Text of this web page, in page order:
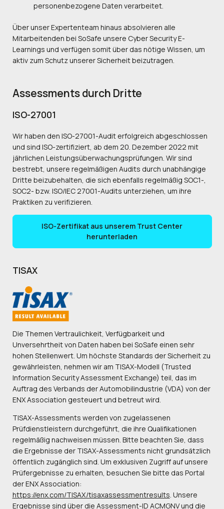
personenbezogene Daten verarbeitet.
Über unser Expertenteam hinaus absolvieren alle
Mitarbeitenden bei SoSafe unsere Cyber Security E-
Learnings und verfügen somit über das nötige Wissen, um
aktiv zum Schutz unserer Sicherheit beizutragen.
Assessments durch Dritte
ISO-27001
Wir haben den ISO-27001-Audit erfolgreich abgeschlossen
und sind ISO-zertifiziert, ab dem 20. Dezember 2022 mit
jährlichen Leistungsüberwachungsprüfungen. Wir sind
bestrebt, unsere regelmäßigen Audits durch unabhängige
Dritte beizubehalten, die sich ebenfalls regelmäßig SOC1-,
SOC2- bzw. ISO/IEC 27001-Audits unterziehen, um ihre
Praktiken zu verifizieren.
ISO-Zertifikat aus unserem Trust Center
herunterladen
TISAX
Die Themen Vertraulichkeit, Verfügbarkeit und
Unversehrtheit von Daten haben bei SoSafe einen sehr
hohen Stellenwert. Um höchste Standards der Sicherheit zu
gewährleisten, nehmen wir am TISAX-Modell (Trusted
Information Security Assessment Exchange) teil, das im
Auftrag des Verbands der Automobilindustrie (VDA) von der
ENX Association gesteuert und betreut wird.
TISAX-Assessments werden von zugelassenen
Prüfdienstleistern durchgeführt, die ihre Qualifikationen
regelmäßig nachweisen müssen. Bitte beachten Sie, dass
die Ergebnisse der TISAX-Assessments nicht grundsätzlich
öffentlich zugänglich sind. Um exklusiven Zugriff auf unsere
Prüfergebnisse zu erhalten, besuchen Sie bitte das Portal
der ENX Association:
https://enx.com/TISAX/tisaxassessmentresults. Unsere
Ergebnisse sind über die Assessment-ID ACMGNV und die